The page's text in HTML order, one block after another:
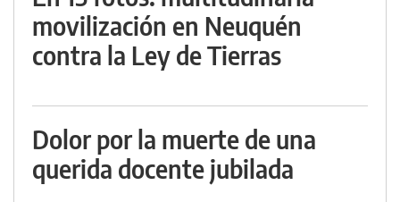
movilización en Neuquén
contra la Ley de Tierras
Dolor por la muerte de una
querida docente jubilada